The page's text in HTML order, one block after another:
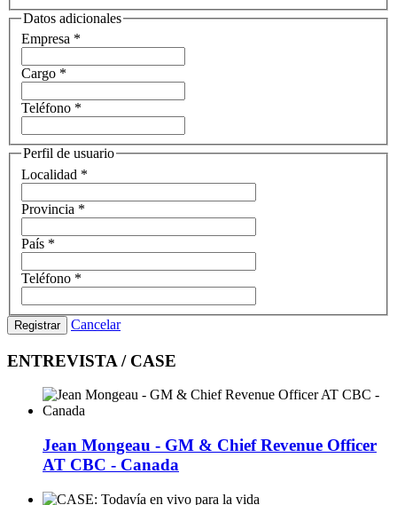
Datos adicionales
Empresa *
Cargo *
Teléfono *
Perfil de usuario
Localidad *
Provincia *
País *
Teléfono *
Registrar Cancelar
ENTREVISTA / CASE
Jean Mongeau - GM & Chief Revenue Officer
AT CBC - Canada